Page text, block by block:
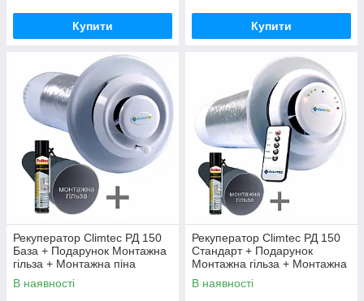
Купити Купити
Рекуператор Climtec РД 150
База + Подарунок Монтажна
гільза + Монтажна піна
В наявності
Рекуператор Climtec РД 150
Стандарт + Подарунок
Монтажна гільза + Монтажна
піна
В наявності